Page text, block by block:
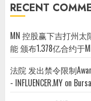
RECENT
MN 控股赢下吉打州太
能 颁布1.378亿合约于
法院 发出禁令限制
- INFLUENCER.MY on